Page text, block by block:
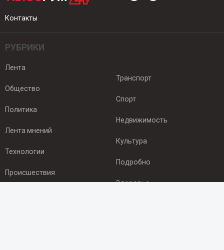
Контакты
РУБРИКИ
Лента
Общество
Политика
Лента мнений
Технологии
Происшествия
Транспорт
Спорт
Недвижимость
Культура
Подробно
Здоровье